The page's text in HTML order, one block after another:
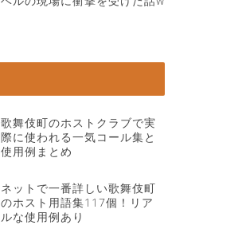
歌舞伎町のホストクラブで実
際に使われる一気コール集と
使用例まとめ
ネットで一番詳しい歌舞伎町
のホスト用語集117個！リア
ルな使用例あり